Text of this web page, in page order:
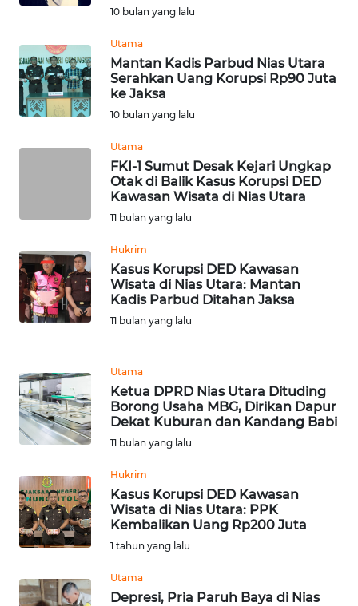
10 bulan yang lalu
Utama
Mantan Kadis Parbud Nias Utara
Serahkan Uang Korupsi Rp90 Juta
ke Jaksa
10 bulan yang lalu
Utama
FKI-1 Sumut Desak Kejari Ungkap
Otak di Balik Kasus Korupsi DED
Kawasan Wisata di Nias Utara
11 bulan yang lalu
Hukrim
Kasus Korupsi DED Kawasan
Wisata di Nias Utara: Mantan
Kadis Parbud Ditahan Jaksa
11 bulan yang lalu
Utama
Ketua DPRD Nias Utara Dituding
Borong Usaha MBG, Dirikan Dapur
Dekat Kuburan dan Kandang Babi
11 bulan yang lalu
Hukrim
Kasus Korupsi DED Kawasan
Wisata di Nias Utara: PPK
Kembalikan Uang Rp200 Juta
1 tahun yang lalu
Utama
Depresi, Pria Paruh Baya di Nias
LESUNG
WN
KARO
WN
WN
TAPANULI
TENGAH
SERDANG
WN
TEBING
TINGGI
WN
PAKPAK
WN